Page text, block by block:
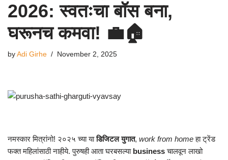
2026: स्वतःचा बॉस बना,
घरूनच कमवा! 💼🏠
by Adi Girhe November 2, 2025
नमस्कार मित्रांनो! २०२५ च्या याडिजिटल युगात, work from homeहा ट्रेंड
फक्त महिलांसाठी नाहीये. पुरुषही आता घरबसल्या businessचालवून लाखो